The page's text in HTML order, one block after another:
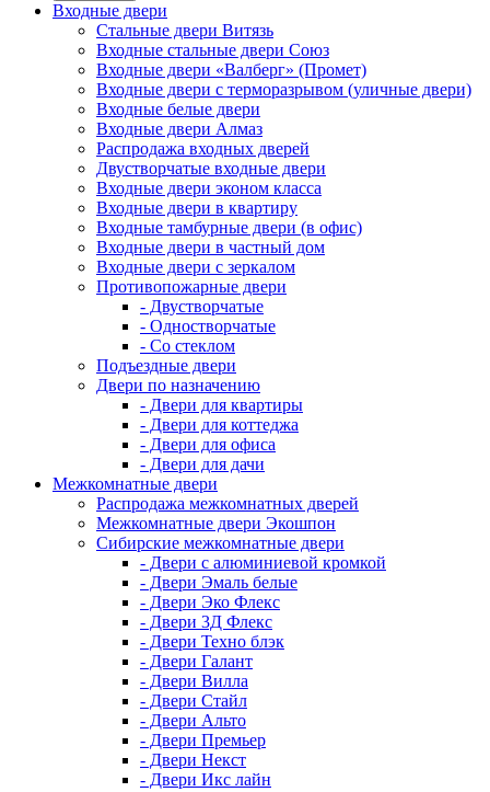
Входные двери
Стальные двери Витязь
Входные стальные двери Союз
Входные двери «Валберг» (Промет)
Входные двери с терморазрывом (уличные двери)
Входные белые двери
Входные двери Алмаз
Распродажа входных дверей
Двустворчатые входные двери
Входные двери эконом класса
Входные двери в квартиру
Входные тамбурные двери (в офис)
Входные двери в частный дом
Входные двери с зеркалом
Противопожарные двери
- Двустворчатые
- Одностворчатые
- Со стеклом
Подъездные двери
Двери по назначению
- Двери для квартиры
- Двери для коттеджа
- Двери для офиса
- Двери для дачи
Межкомнатные двери
Распродажа межкомнатных дверей
Межкомнатные двери Экошпон
Сибирские межкомнатные двери
- Двери с алюминиевой кромкой
- Двери Эмаль белые
- Двери Эко Флекс
- Двери 3Д Флекс
- Двери Техно блэк
- Двери Галант
- Двери Вилла
- Двери Стайл
- Двери Альто
- Двери Премьер
- Двери Некст
- Двери Икс лайн